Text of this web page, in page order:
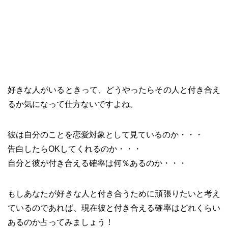
好きな人がいるときって、どうやったらその人と付き合え
るか気になって仕方ないですよね。
彼は自分のことを恋愛対象として見ているのか・・・
告白したらOKしてくれるのか・・・
自分と彼が付き合える確率は何％あるのか・・・
もしあなたが好きな人と付き合うために頑張りたいと考え
ているのであれば、現在彼と付き合える確率はどれくらい
あるのか占ってみましょう！